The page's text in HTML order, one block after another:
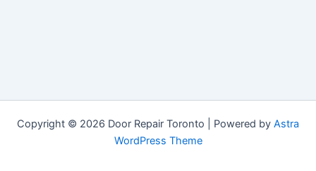
Copyright © 2026 Door Repair Toronto | Powered by Astra
WordPress Theme